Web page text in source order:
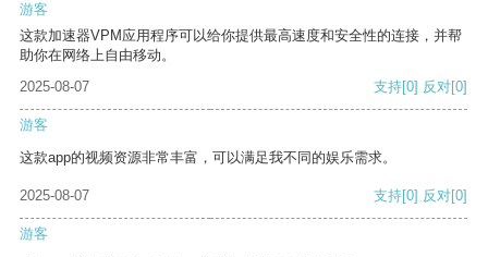
游客
这款加速器VPM应用程序可以给你提供最高速度和安全性的连接，并帮
助你在网络上自由移动。
2025-08-07
支持[0] 反对[0]
游客
这款app的视频资源非常丰富，可以满足我不同的娱乐需求。
2025-08-07 支持[0] 反对[0]
游客